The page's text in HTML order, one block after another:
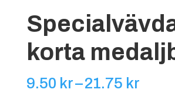
korta
9.50 kr–21.75 kr